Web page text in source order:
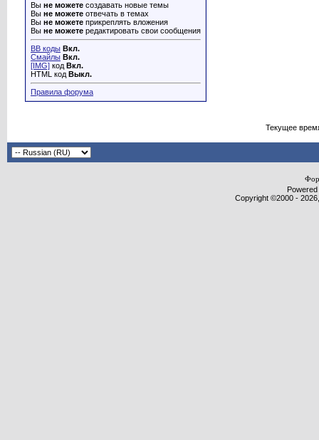
Вы не можете создавать новые темы
Вы не можете отвечать в темах
Вы не можете прикреплять вложения
Вы не можете редактировать свои сообщения
BB коды Вкл.
Смайлы Вкл.
[IMG] код Вкл.
HTML код Выкл.
Правила форума
Текущее
Copyright ©2000 -